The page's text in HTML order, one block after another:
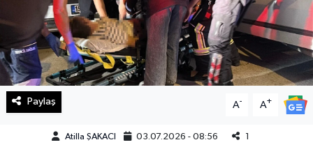
Paylaş A- A+
Atilla ŞAKACI 03.07.2026 - 08:56 1
Manşetler
Resmi İlan
Sağlık
Spor